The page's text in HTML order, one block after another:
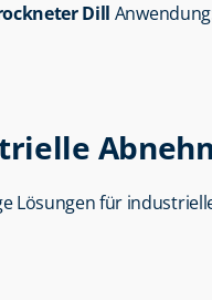
Dill
Lösungen für